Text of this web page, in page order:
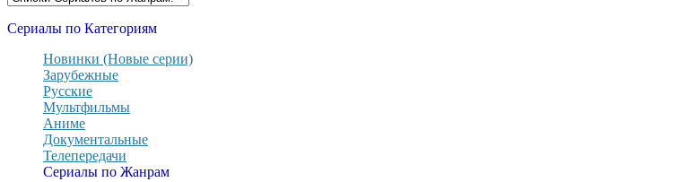
Сериалы по Категориям
Новинки (Новые серии)
Зарубежные
Русские
Мультфильмы
Аниме
Документальные
Телепередачи
Сериалы по Жанрам